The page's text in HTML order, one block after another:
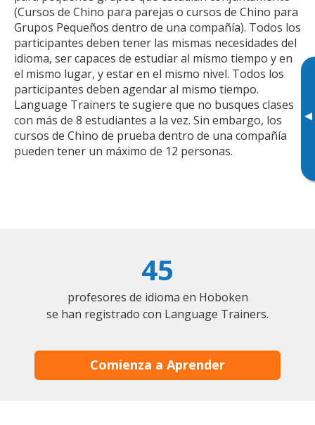
▸
(Cursos de Chino para parejas o cursos de Chino para
Grupos Pequeños dentro de una compañía). Todos los
participantes deben tener las mismas necesidades del
idioma, ser capaces de estudiar al mismo tiempo y en
el mismo lugar, y estar en el mismo nivel. Todos los
participantes deben agendar al mismo tiempo.
Language Trainers te sugiere que no busques clases
con más de 8 estudiantes a la vez. Sin embargo, los
cursos de Chino de prueba dentro de una compañía
pueden tener un máximo de 12 personas.
45
profesores de idioma en Hoboken
se han registrado con Language Trainers.
Comienza a Aprender